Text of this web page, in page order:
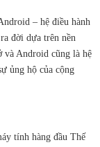
– hệ điều hành
đời dựa trên nền
và Android cũng là hệ
ủng hộ của cộng
tính hàng đầu Thế